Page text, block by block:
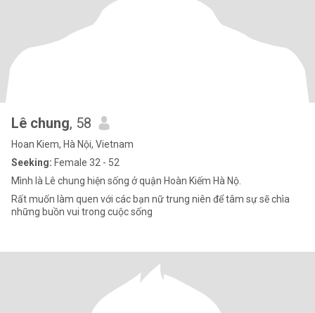
Lê chung, 58
Hoan Kiem, Hà Nội, Vietnam
Seeking: Female 32 - 52
Mình là Lê chung hiện sống ở quận Hoàn Kiếm Hà Nộ.
Rất muốn làm quen với các bạn nữ trung niên để tâm sự sẽ chìa
những buồn vui trong cuộc sống